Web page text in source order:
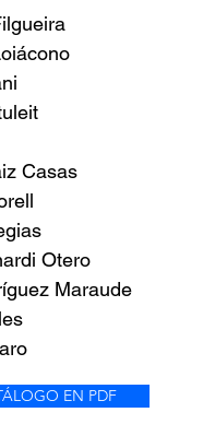
Casas
Otero
Maraude
EN PDF